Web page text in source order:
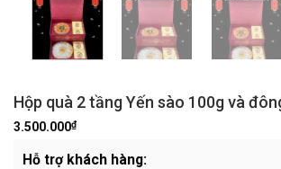
Hộp quà 2 tầng Yến sào 100g và
3.500.000₫
Hỗ trợ khách hàng: